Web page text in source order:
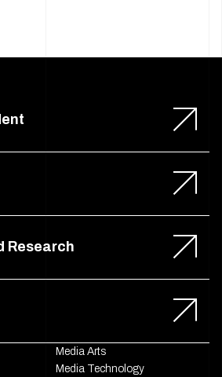
Research
Media Arts
Media Technology